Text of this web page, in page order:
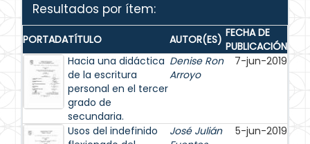
Resultados por ítem:
PORTADATÍTULO AUTOR(ES) FECHA DE
PUBLICACIÓN
Hacia una didáctica
de la escritura
personal en el tercer
grado de
secundaria.
Denise Ron
Arroyo
7-jun-2019
Usos del indefinido
José Julián
5-jun-2019